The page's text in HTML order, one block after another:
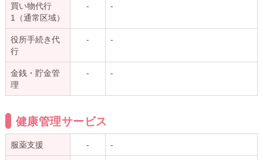
買い物代行
1（通常区域）
- -
役所手続き代
行
- -
金銭・貯金管
理
- -
健康管理サービス
服薬支援 - -